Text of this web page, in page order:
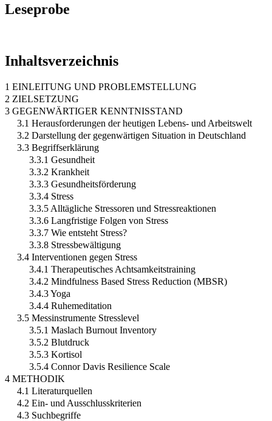
Leseprobe
Inhaltsverzeichnis
1 EINLEITUNG UND PROBLEMSTELLUNG
2 ZIELSETZUNG
3 GEGENWÄRTIGER KENNTNISSTAND
3.1 Herausforderungen der heutigen Lebens- und Arbeitswelt
3.2 Darstellung der gegenwärtigen Situation in Deutschland
3.3 Begriffserklärung
3.3.1 Gesundheit
3.3.2 Krankheit
3.3.3 Gesundheitsförderung
3.3.4 Stress
3.3.5 Alltägliche Stressoren und Stressreaktionen
3.3.6 Langfristige Folgen von Stress
3.3.7 Wie entsteht Stress?
3.3.8 Stressbewältigung
3.4 Interventionen gegen Stress
3.4.1 Therapeutisches Achtsamkeitstraining
3.4.2 Mindfulness Based Stress Reduction (MBSR)
3.4.3 Yoga
3.4.4 Ruhemeditation
3.5 Messinstrumente Stresslevel
3.5.1 Maslach Burnout Inventory
3.5.2 Blutdruck
3.5.3 Kortisol
3.5.4 Connor Davis Resilience Scale
4 METHODIK
4.1 Literaturquellen
4.2 Ein- und Ausschlusskriterien
4.3 Suchbegriffe